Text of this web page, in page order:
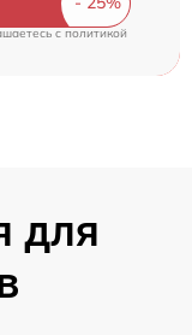
c политикой
для